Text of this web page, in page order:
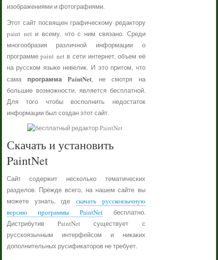
изображениями и фотографиями.
Этот сайт посвящен графическому редактору
paint net и всему, что с ним связано. Среди
многообразия различной информации о
программе paint net в сети интернет, объем её
на русском языке невелик. И это притом, что
сама программа PaintNet, не смотря на
большие возможности, является бесплатной.
Для того чтобы восполнить недостаток
информации был создан этот сайт.
Скачать и установить
PaintNet
Сайт содержит несколько тематических
разделов. Прежде всего, на нашем сайте вы
можете узнать, где скачать русскоязычную
версию программы PaintNetбесплатно.
Дистрибутив PaintNet существует с
русскоязычным интерфейсом и никаких
дополнительных русификаторов не требует.